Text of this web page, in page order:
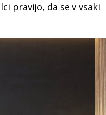
pravijo, da se v vsaki